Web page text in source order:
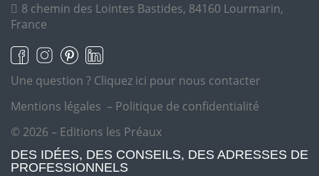
8 chemin des Lointes Bastides, 84160 Lourmarin,
France
Une question ? Cliquez ici pour nous contacter
Mentions légales – Politique de confidentialité
© 2026 – Editions les Préaux
DES IDÉES, DES CONSEILS, DES ADRESSES DE
PROFESSIONNELS